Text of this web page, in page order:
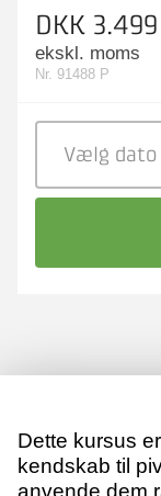
DKK 3.499
ekskl. moms
Nr. 91488 P
Vælg dato
Dette kursus
kendskab til
anvende dem